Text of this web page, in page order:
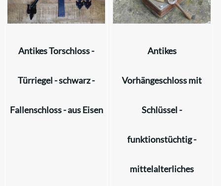
Antikes Torschloss -
Türriegel - schwarz -
Fallenschloss - aus Eisen
Antikes
Vorhängeschloss mit
Schlüssel -
funktionstüchtig -
mittelalterliches